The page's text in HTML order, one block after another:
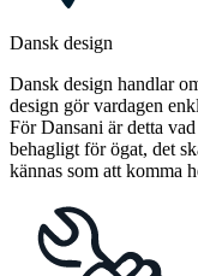
Dansk design
Dansk design handlar
design gör vardagen
För Dansani är detta
behagligt för ögat, det
kännas som att komma